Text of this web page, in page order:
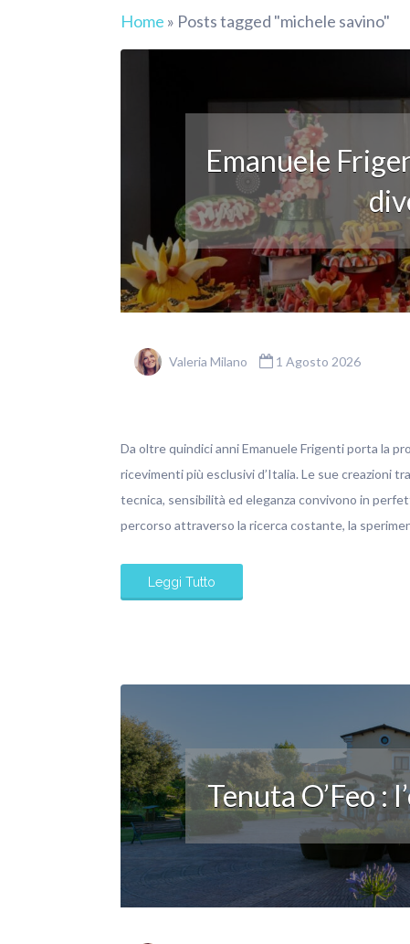
Home » Posts tagged "michele savino"
Emanuele
Valeria Milano 1 Agosto 2026
Da oltre quindici anni Emanuele Frigenti porta la
ricevimenti più esclusivi d’Italia. Le sue creazioni
tecnica, sensibilità ed eleganza convivono in
percorso attraverso la ricerca costante, la
Leggi Tutto
Tenuta O’Feo :